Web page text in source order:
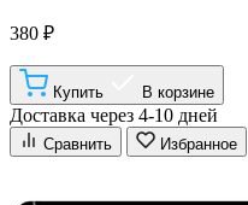
380 ₽
Купить В корзине
Доставка через 4-10 дней
Сравнить Избранное